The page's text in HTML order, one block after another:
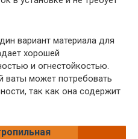
вариант материала для
хорошей
и огнестойкостью.
ваты может потребовать
так как она содержит